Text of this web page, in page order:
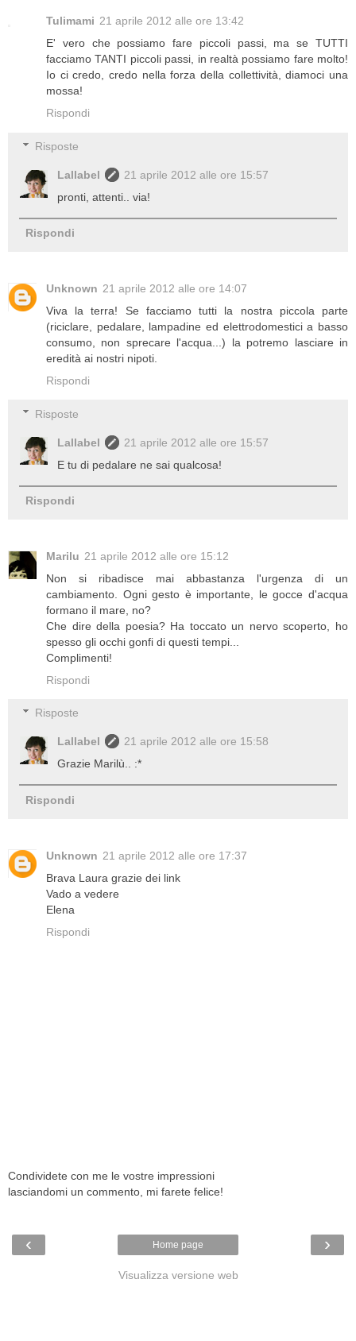
Tulimami 21 aprile 2012 alle ore 13:42
E' vero che possiamo fare piccoli passi, ma se TUTTI
facciamo TANTI piccoli passi, in realtà possiamo fare molto!
Io ci credo, credo nella forza della collettività, diamoci una
mossa!
Rispondi
Risposte
Lallabel
21 aprile 2012 alle ore 15:57
pronti, attenti.. via!
Rispondi
Unknown 21 aprile 2012 alle ore 14:07
Viva la terra! Se facciamo tutti la nostra piccola parte
(riciclare, pedalare, lampadine ed elettrodomestici a basso
consumo, non sprecare l'acqua...) la potremo lasciare in
eredità ai nostri nipoti.
Rispondi
Risposte
Lallabel
21 aprile 2012 alle ore 15:57
E tu di pedalare ne sai qualcosa!
Rispondi
Marilu 21 aprile 2012 alle ore 15:12
Non si ribadisce mai abbastanza l'urgenza di un
cambiamento. Ogni gesto è importante, le gocce d'acqua
formano il mare, no?
Che dire della poesia? Ha toccato un nervo scoperto, ho
spesso gli occhi gonfi di questi tempi...
Complimenti!
Rispondi
Risposte
Lallabel
21 aprile 2012 alle ore 15:58
Grazie Marilù.. :*
Rispondi
Unknown 21 aprile 2012 alle ore 17:37
Brava Laura grazie dei link
Vado a vedere
Elena
Rispondi
Condividete con me le vostre impressioni
lasciandomi un commento, mi farete felice!
‹ ›
Home page
Visualizza versione web